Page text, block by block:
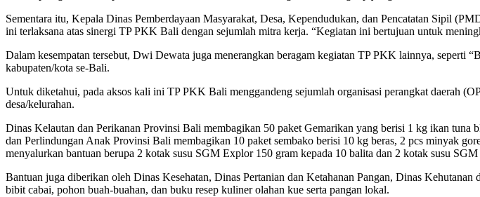
Sementara itu, Kepala Dinas Pemberdayaan Masyarakat, Desa, Kependudukan, dan Pencatatan Sipil
ini terlaksana atas sinergi TP PKK Bali dengan sejumlah mitra kerja. “Kegiatan ini bertujuan untuk
Dalam kesempatan tersebut, Dwi Dewata juga menerangkan beragam kegiatan TP PKK lainnya, seperti
kabupaten/kota se-Bali.
Untuk diketahui, pada aksos kali ini TP PKK Bali menggandeng sejumlah organisasi perangkat daerah
desa/kelurahan.
Dinas Kelautan dan Perikanan Provinsi Bali membagikan 50 paket Gemarikan yang berisi 1 kg ikan
dan Perlindungan Anak Provinsi Bali membagikan 10 paket sembako berisi 10 kg beras, 2 pcs minyak
menyalurkan bantuan berupa 2 kotak susu SGM Explor 150 gram kepada 10 balita dan 2 kotak susu
Bantuan juga diberikan oleh Dinas Kesehatan, Dinas Pertanian dan Ketahanan Pangan, Dinas
bibit cabai, pohon buah-buahan, dan buku resep kuliner olahan kue serta pangan lokal.